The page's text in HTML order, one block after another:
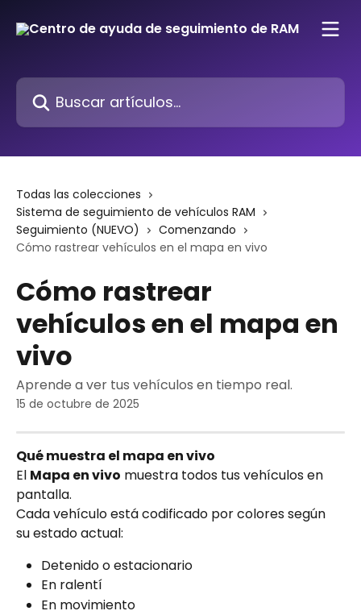
Buscar artículos...
Todas las colecciones
Sistema de seguimiento de vehículos RAM
Seguimiento (NUEVO)
Comenzando
Cómo rastrear vehículos en el mapa en vivo
Cómo rastrear
vehículos en el mapa en
vivo
Aprende a ver tus vehículos en tiempo real.
15 de octubre de 2025
Qué muestra el mapa en vivo
El Mapa en vivo muestra todos tus vehículos en
pantalla.
Cada vehículo está codificado por colores según
su estado actual:
Detenido o estacionario
En ralentí
En movimiento